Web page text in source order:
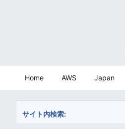
Home AWS Japan
サイト内検索: